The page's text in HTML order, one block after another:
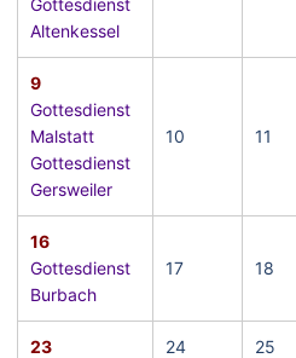
Gottesdienst
Altenkessel
9
Gottesdienst
Malstatt
Gottesdienst
Gersweiler
10 11
16
Gottesdienst
Burbach
17 18
23 24 25